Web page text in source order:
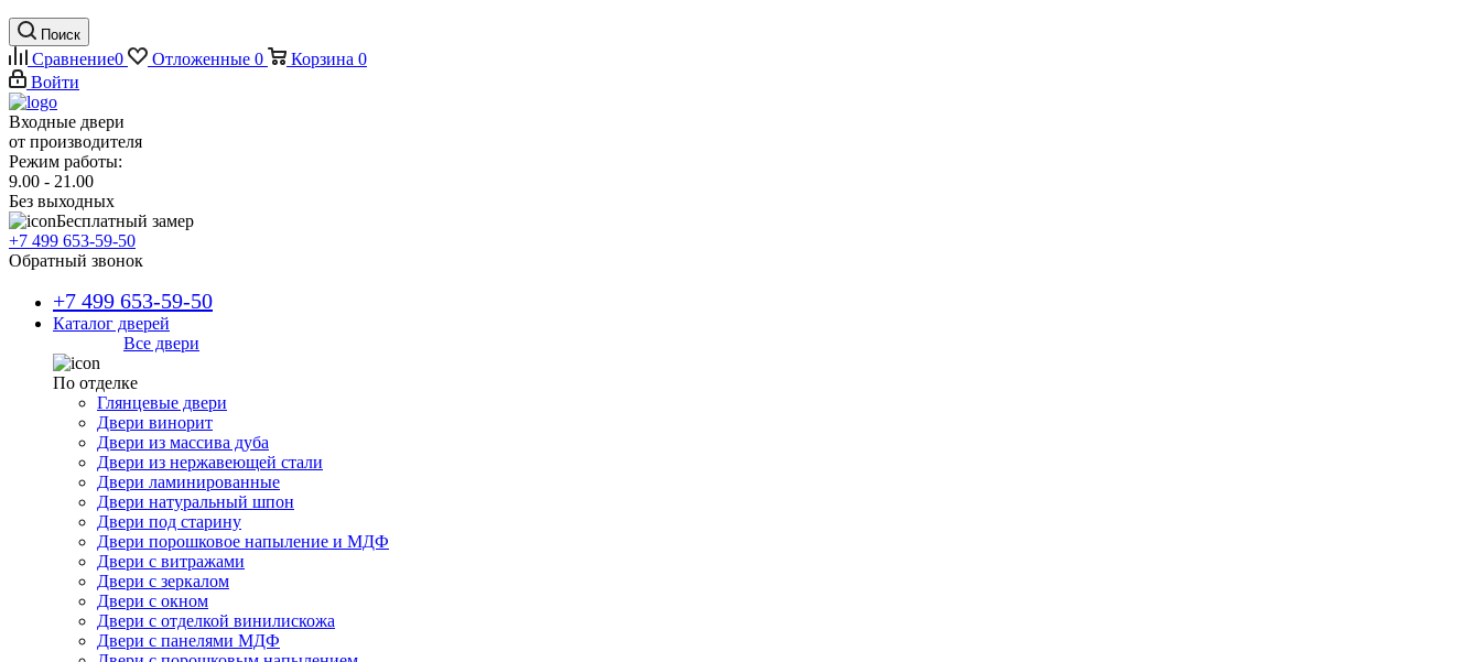
Поиск
Сравнение0 Отложенные 0 Корзина 0
Войти
Входные двери
от производителя
Режим работы:
9.00 - 21.00
Без выходных
Бесплатный замер
+7 499 653-59-50
Обратный звонок
+7 499 653-59-50
Каталог дверей
Все двери
По отделке
Глянцевые двери
Двери винорит
Двери из массива дуба
Двери из нержавеющей стали
Двери ламинированные
Двери натуральный шпон
Двери под старину
Двери порошковое напыление и МДФ
Двери с витражами
Двери с зеркалом
Двери с окном
Двери с отделкой винилискожа
Двери с панелями МДФ